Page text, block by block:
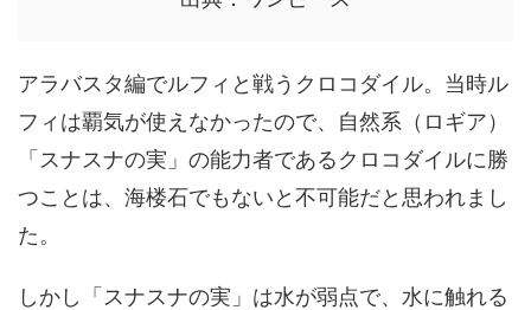
アラバスタ編でルフィと戦うクロコダイル。当時ル
フィは覇気が使えなかったので、自然系（ロギア）
「スナスナの実」の能力者であるクロコダイルに勝
つことは、海楼石でもないと不可能だと思われまし
た。
しかし「スナスナの実」は水が弱点で、水に触れる